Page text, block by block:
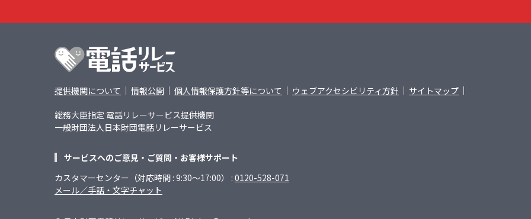
電話リレーサービスのその他のメニュー
提供機関について
情報公開 個人情報保護方針等について ウェブアクセシビリティ方針 サイトマップ
総務大臣指定 電話リレーサービス提供機関
一般財団法人日本財団電話リレーサービス
サービスへのご意見・ご質問・お客様サポート
カスタマーセンター（対応時間 : 9:30～17:00） : 0120-528-071
メール／手話・文字チャット